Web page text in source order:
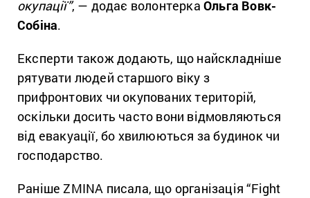
окупації”, — додає волонтеркаОльга Вовк-
Собіна.
Експерти також додають, що найскладніше
рятувати людей старшого віку з
прифронтових чи окупованих територій,
оскільки досить часто вони відмовляються
від евакуації, бо хвилюються за будинок чи
господарство.
Раніше ZMINA писала, що організація “Fight